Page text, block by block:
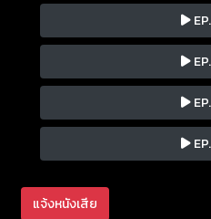
แจ้งหนังเสีย